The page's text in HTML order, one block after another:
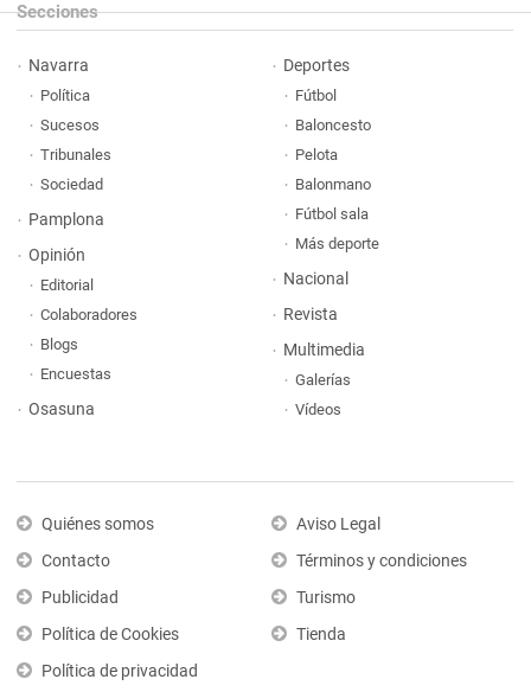
Secciones
Navarra
Política
Sucesos
Tribunales
Sociedad
Pamplona
Opinión
Editorial
Colaboradores
Blogs
Encuestas
Osasuna
Deportes
Fútbol
Baloncesto
Pelota
Balonmano
Fútbol sala
Más deporte
Nacional
Revista
Multimedia
Galerías
Vídeos
Quiénes somos
Contacto
Publicidad
Política de Cookies
Política de privacidad
Aviso Legal
Términos y condiciones
Turismo
Tienda